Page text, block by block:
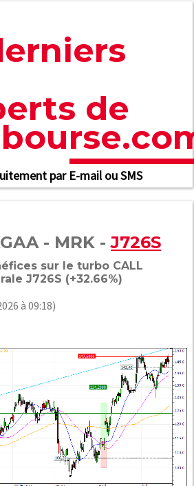
de
par E-mail ou SMS
- MRK -J726S
sur le turbo CALL
J726S (+32.66%)
à 09:18)